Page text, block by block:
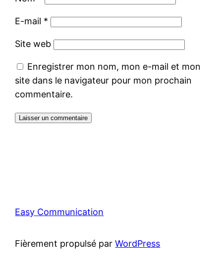
E-mail *
Site web
Enregistrer mon nom, mon e-mail et mon
site dans le navigateur pour mon prochain
commentaire.
Easy Communication
Fièrement propulsé parWordPress